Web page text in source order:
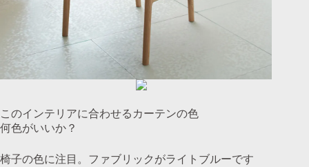
このインテリアに合わせるカーテンの色
何色がいいか？
椅子の色に注目。ファブリックがライトブルーです